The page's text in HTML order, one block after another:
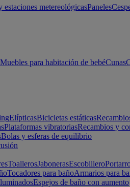
estaciones metereológicasPaneles
Muebles para habitación de bebéCunas
ElípticasBicicletas estáticas
Plataformas vibratoriasRecambios y
Bolas y esferas de equilibrio
ToallerosJabonerasEscobillero
Tocadores para bañoArmarios para
Espejos de baño con aumento